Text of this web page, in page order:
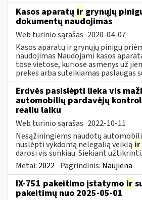
Kasos aparatų ir grynųjų
dokumentų naudojimas
Web turinio sąrašas 2020-04-07
Kasos aparatų ir grynųjų pinigų
naudojimas Naudojami kasos
tose vietose, kuriose asmenys už
prekes arba suteikiamas paslaugas
Erdvės pasislėpti lieka vis
automobilių pardavėjų
realiu laiku
Web turinio sąrašas 2022-10-11
Nesąžiningiems naudotų
nuslėpti vykdomą nelegalią veiklą ir
darosi vis sunkiau. Siekiant
Metai: 2022 Pagrindinis: Naujiena
IX-751 pakeitimo įstatymo ir
pakeitimų nuo 2025-05-01